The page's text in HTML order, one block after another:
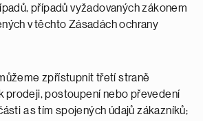
případů vyžadovaných zákonem
v těchto Zásadách ochrany
zpřístupnit třetí straně
prodeji, postoupení nebo převedení
a s tím spojených údajů zákazníků;